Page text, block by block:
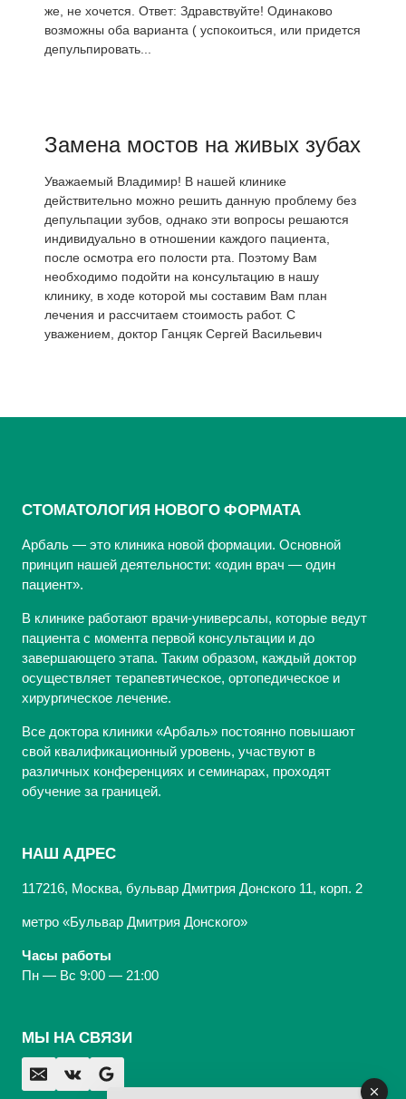
же, не хочется. Ответ: Здравствуйте! Одинаково
возможны оба варианта ( успокоиться, или придется
депульпировать...
Замена мостов на живых зубах
Уважаемый Владимир! В нашей клинике
действительно можно решить данную проблему без
депульпации зубов, однако эти вопросы решаются
индивидуально в отношении каждого пациента,
после осмотра его полости рта. Поэтому Вам
необходимо подойти на консультацию в нашу
клинику, в ходе которой мы составим Вам план
лечения и рассчитаем стоимость работ. С
уважением, доктор Ганцяк Сергей Васильевич
СТОМАТОЛОГИЯ НОВОГО ФОРМАТА
Арбаль — это клиника новой формации. Основной
принцип нашей деятельности: «один врач — один
пациент».
В клинике работают врачи-универсалы, которые ведут
пациента с момента первой консультации и до
завершающего этапа. Таким образом, каждый доктор
осуществляет терапевтическое, ортопедическое и
хирургическое лечение.
Все доктора клиники «Арбаль» постоянно повышают
свой квалификационный уровень, участвуют в
различных конференциях и семинарах, проходят
обучение за границей.
НАШ АДРЕС
117216, Москва, бульвар Дмитрия Донского 11, корп. 2
метро «Бульвар Дмитрия Донского»
Часы работы
Пн — Вс 9:00 — 21:00
МЫ НА СВЯЗИ